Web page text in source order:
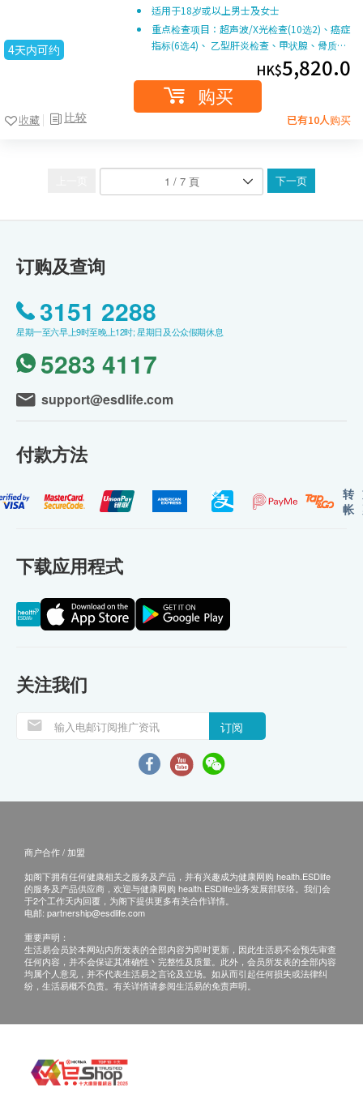
4天内可约
比较
收藏
适用于18岁或以上男士及女士
重点检查项目：超声波/X光检查(10选2)、癌症
指标(6选4)、 乙型肝炎检查、甲状腺、骨质…
HK$5,820.0
购买
已有10人购买
下一页
订购及查询
3151 2288
星期一至六早上9时至晚上12时; 星期日及公众假期休息
5283 4117
support@esdlife.com
付款方法
转
帐
下载应用程式
关注我们
订阅
商户合作 / 加盟
如阁下拥有任何健康相关之服务及产品，并有兴趣成为健康网购 health.ESDlife
的服务及产品供应商，欢迎与健康网购 health.ESDlife业务发展部联络。我们会
于2个工作天内回覆，为阁下提供更多有关合作详情。
电邮: partnership@esdlife.com
重要声明：
生活易会员於本网站内所发表的全部内容为即时更新，因此生活易不会预先审查
任何内容，并不会保证其准确性丶完整性及质量。此外，会员所发表的全部内容
均属个人意见，并不代表生活易之言论及立场。如从而引起任何损失或法律纠
纷，生活易概不负责。有关详情请参阅生活易的免责声明。